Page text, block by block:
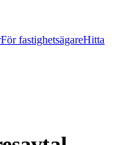
För fastighetsägareHitta